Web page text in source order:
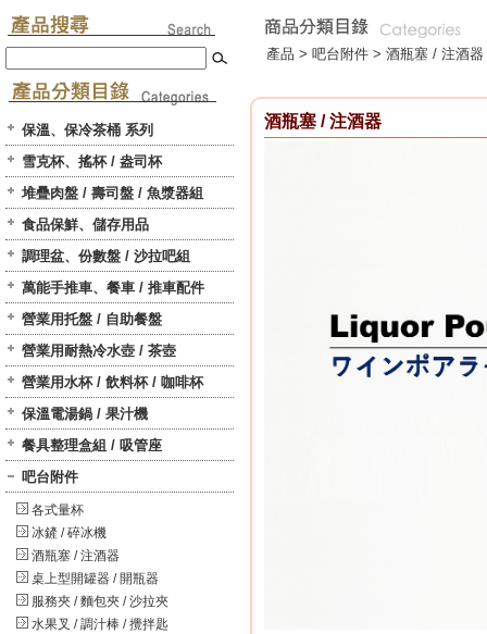
保溫、保冷茶桶 系列
雪克杯、搖杯 / 盎司杯
堆疊肉盤 / 壽司盤 / 魚漿器組
食品保鮮、儲存用品
調理盆、份數盤 / 沙拉吧組
萬能手推車、餐車 / 推車配件
營業用托盤 / 自助餐盤
營業用耐熱冷水壺 / 茶壺
營業用水杯 / 飲料杯 / 咖啡杯
保溫電湯鍋 / 果汁機
餐具整理盒組 / 吸管座
吧台附件
各式量杯
冰鏟 / 碎冰機
酒瓶塞 / 注酒器
桌上型開罐器 / 開瓶器
服務夾 / 麵包夾 / 沙拉夾
水果叉 / 調汁棒 / 攪拌匙
產品 > 吧台附件 > 酒瓶塞 / 注酒器
酒瓶塞 / 注酒器